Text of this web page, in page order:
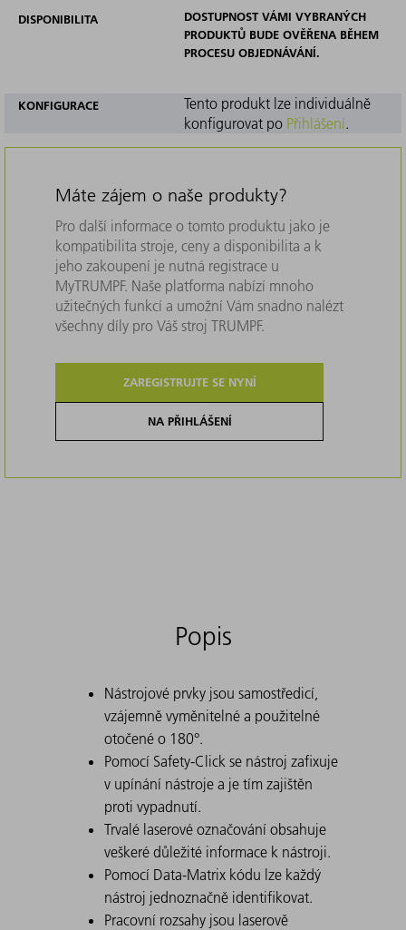
DISPONIBILITA
DOSTUPNOST VÁMI VYBRANÝCH
PRODUKTŮ BUDE OVĚŘENA BĚHEM
PROCESU OBJEDNÁVÁNÍ.
KONFIGURACE
Tento produkt lze individuálně
konfigurovat po Přihlášení.
Máte zájem o naše produkty?
Pro další informace o tomto produktu jako je
kompatibilita stroje, ceny a disponibilita a k
jeho zakoupení je nutná registrace u
MyTRUMPF. Naše platforma nabízí mnoho
užitečných funkcí a umožní Vám snadno nalézt
všechny díly pro Váš stroj TRUMPF.
ZAREGISTRUJTE SE NYNÍ
NA PŘIHLÁŠENÍ
Popis
Nástrojové prvky jsou samostředicí,
vzájemně vyměnitelné a použitelné
otočené o 180°.
Pomocí Safety-Click se nástroj zafixuje
v upínání nástroje a je tím zajištěn
proti vypadnutí.
Trvalé laserové označování obsahuje
veškeré důležité informace k nástroji.
Pomocí Data-Matrix kódu lze každý
nástroj jednoznačně identifikovat.
Pracovní rozsahy jsou laserově